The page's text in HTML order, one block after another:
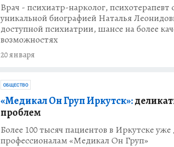
Врач - психиатр-нарколог,
уникальной биографией Наталья
доступной психиатрии, шансе на более
возможностях
20 января
ОБЩЕСТВО
«Медикал Он Груп Иркутск»:
проблем
Более 100 тысяч пациентов в Иркутске уже
профессионалам «Медикал Он Груп»